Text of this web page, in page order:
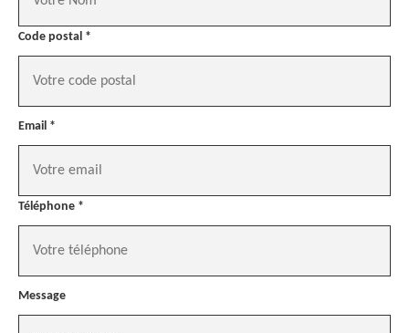
Code postal *
Email *
Téléphone *
Message